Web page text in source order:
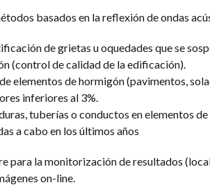
basados en la reflexión de ondas
de grietas u oquedades que se
(control de calidad de la edificación).
elementos de hormigón (pavimentos,
inferiores al 3%.
tuberías o conductos en elementos
a cabo en los últimos años
para la monitorización de resultados
on-line.